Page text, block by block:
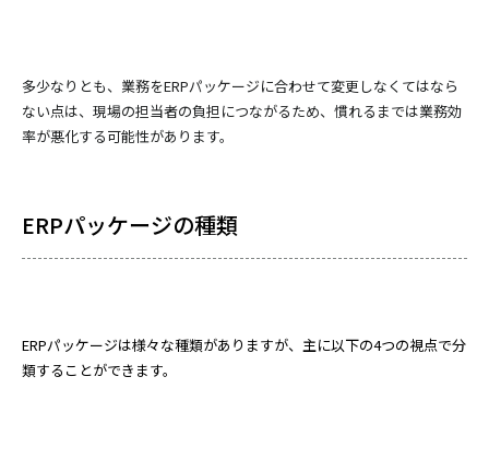
多少なりとも、業務をERPパッケージに合わせて変更しなくてはなら
ない点は、現場の担当者の負担につながるため、慣れるまでは業務効
率が悪化する可能性があります。
ERPパッケージの種類
ERPパッケージは様々な種類がありますが、主に以下の4つの視点で分
類することができます。